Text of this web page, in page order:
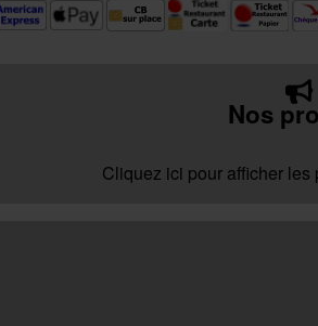
Nos
Cliquez ici pour afficher les